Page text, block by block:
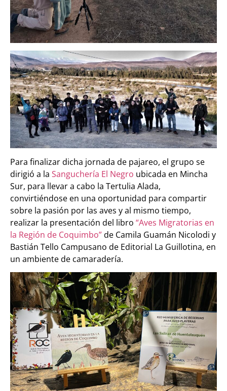
Para finalizar dicha jornada de pajareo, el grupo se
dirigió a la Sanguchería El Negro ubicada en Mincha
Sur, para llevar a cabo la Tertulia Alada,
convirtiéndose en una oportunidad para compartir
sobre la pasión por las aves y al mismo tiempo,
realizar la presentación del libro “Aves Migratorias en
la Región de Coquimbo”de Camila Guamán Nicolodi y
Bastián Tello Campusano de Editorial La Guillotina, en
un ambiente de camaradería.